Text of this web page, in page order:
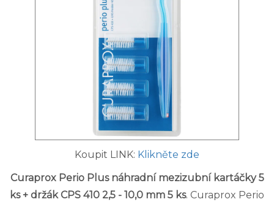
Koupit LINK: Klikněte zde
Curaprox Perio Plus náhradní mezizubní kartáčky 5
ks + držák CPS 410 2,5 - 10,0 mm 5 ks. Curaprox Perio